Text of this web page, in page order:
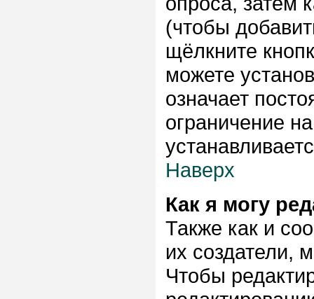
(чтобы
щёлкните
можете
означает
ограничение
Наверх
Как я могу
Также как и
их создатели,
Чтобы